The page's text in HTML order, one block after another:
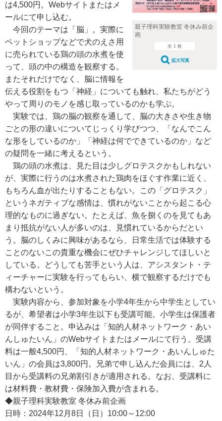
親子理科実験教室 冬休み前企
画
全 1 枚
拡大写真
は4,500円。Webサイトまたはメ
ールにて申し込む。
今回のテーマは「脳」。実際に
ペットショップなどで犬のえさ用
に売られている鶏の頭の水煮を使
って、頭の中の構造を観察する。
またそれだけでなく、脳に情報を
伝える役割をもつ「神経」についても触れ、私たちがどう
やって周りのモノを感じ取っているのかも学ぶ。
実験では、鶏の脳の観察を通して、脳の大きさや生き物
ごとの形の違いについてじっくり学びつつ、「なんでこん
な形をしているのか」「神経は何でできているのか」など
の疑問を一緒に考えるという。
鶏の頭の水煮は、見た目は少しグロテスクかもしれない
が、実際に行うのは水煮された鶏肉をほぐす作業に近く、
もちろん血が出たりすることもない。この「グロテスク」
というネガティブな感情は、慣れがないことから起こる心
理的なものに過ぎない。たとえば、魚を捌くのを見てもあ
まり抵抗がない人が多いのは、見慣れているからだとい
う。脳のしくみに興味があるなら、日常生活では体験する
ことのないこの貴重な機会にぜひチャレンジしてほしいと
している。どうしても苦手という人は、アシスタント・テ
ィーチャーに実験を行ってもらい、横で観察するだけでも
構わないという。
実験内容から、参加対象を小学4年生から中学生としてい
るが、希望者は小学3年生以下も受講可能。小学生は保護者
が同伴すること。申込みは「知的人材ネットワーク・あい
んしゅたいん」のWebサイトまたはメールにて行う。受講
料は一般4,500円、「知的人材ネットワーク・あいんしゅた
いん」の会員は3,800円。兄弟で申し込んだ会員には、2人
目から受講料の兄弟割引きが適用される。なお、受講料に
は材料費・教材費・保険加入費が含まれる。
◆親子理科実験教室 冬休み前企画
日時：2024年12月8日（日）10:00～12:00